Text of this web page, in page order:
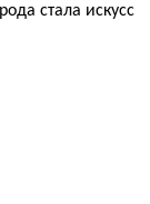
стала искусс